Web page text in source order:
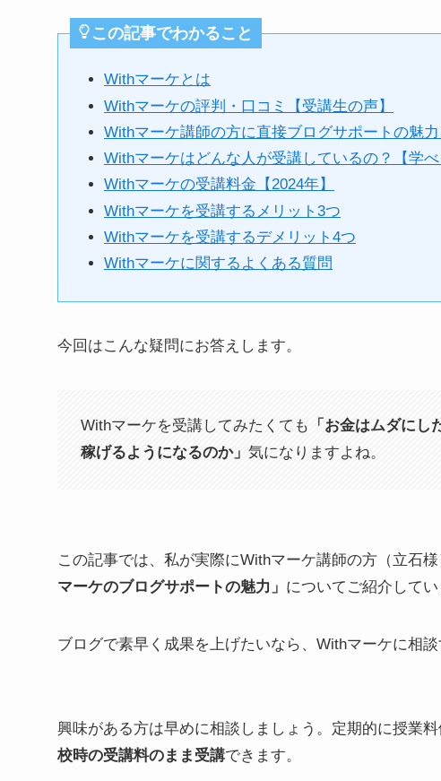
この記事でわかること
Withマーケとは
Withマーケの評判・口コミ【受講生の声】
Withマーケ講師の方に直接ブログサポートの魅力
Withマーケはどんな人が受講しているの？【学べ
Withマーケの受講料金【2024年】
Withマーケを受講するメリット3つ
Withマーケを受講するデメリット4つ
Withマーケに関するよくある質問
今回はこんな疑問にお答えします。
Withマーケを受講してみたくても 「お金はムダに
稼げるようになるのか」 気になりますよね。
この記事では、私が実際にWithマーケ講師の方（立石
マーケのブログサポートの魅力」 についてご紹介してい
ブログで素早く成果を上げたいなら、Withマーケに相談
興味がある方は早めに相談しましょう。定期的に授業
校時の受講料のまま受講できます。